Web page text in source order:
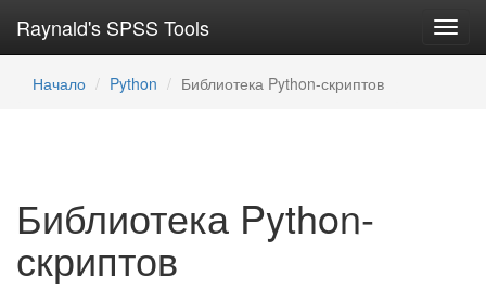
Raynald's SPSS Tools
Начало Python Библиотека Python-скриптов
Библиотека Python-
скриптов